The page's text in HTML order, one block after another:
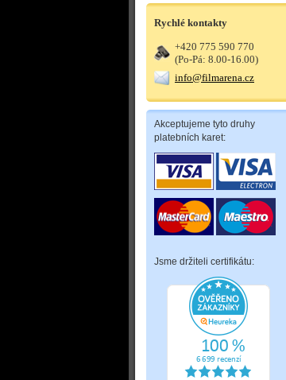
Rychlé kontakty
+420 775 590 770
(Po-Pá: 8.00-16.00)
info@filmarena.cz
Akceptujeme tyto druhy
platebních karet:
Jsme držiteli certifikátu: